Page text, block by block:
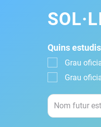
Quins
Grau
Grau